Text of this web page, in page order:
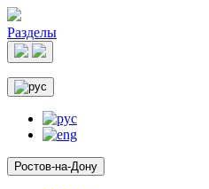
Разделы
Ростов-на-Дону